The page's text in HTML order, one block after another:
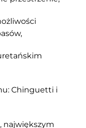
Chinguetti i
największym